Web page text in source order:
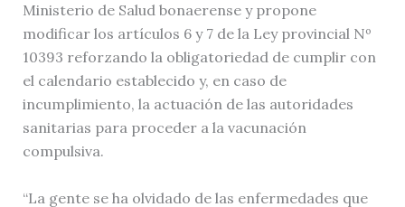
Ministerio de Salud bonaerense y propone
modificar los artículos 6 y 7 de la Ley provincial Nº
10393 reforzando la obligatoriedad de cumplir con
el calendario establecido y, en caso de
incumplimiento, la actuación de las autoridades
sanitarias para proceder a la vacunación
compulsiva.
“La gente se ha olvidado de las enfermedades que